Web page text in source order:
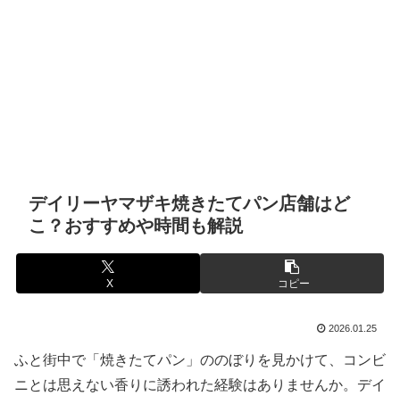
デイリーヤマザキ焼きたてパン店舗はど
こ？おすすめや時間も解説
X コピー
2026.01.25
ふと街中で「焼きたてパン」ののぼりを見かけて、コンビ
ニとは思えない香りに誘われた経験はありませんか。デイ